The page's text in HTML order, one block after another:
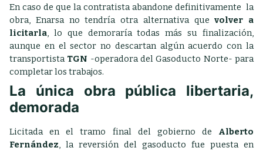
En caso de que la contratista abandone definitivamente la
obra, Enarsa no tendría otra alternativa quevolver a
licitarla , lo que demoraría todas más su finalización,
aunque en el sector no descartan algún acuerdo con la
transportista TGN -operadora del Gasoducto Norte- para
completar los trabajos.
La única obra pública libertaria,
demorada
Licitada en el tramo final del gobierno de Alberto
Fernández , la reversión del gasoducto fue puesta en